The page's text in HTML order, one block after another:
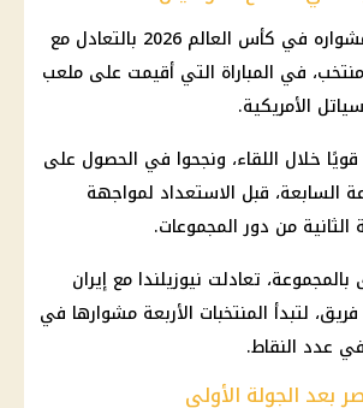
افتتح منتخب مصر مشواره في كأس العالم 2026 بالتعادل مع
في المباراة التي أقيمت على ملعب
الأمريكية.
قويًا خلال اللقاء، ونجحوا في الحصول على
السابعة، قبل الاستعداد لمواجهة
الثانية من دور المجموعات.
بالمجموعة، تعادلت نيوزيلندا مع إيران
لتبدأ المنتخبات الأربعة مشوارها في
عدد النقاط.
بعد الجولة الأولى